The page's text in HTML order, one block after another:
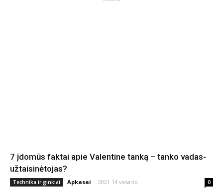
7 įdomūs faktai apie Valentine tanką – tanko vadas-
užtaisinėtojas?
Technika ir ginklai Apkasai - 2021 14 vasario 0